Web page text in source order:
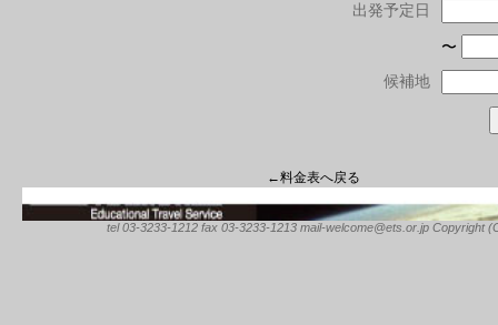
出発予定日
〜
候補地
←料金表へ戻る
tel 03-3233-1212 fax 03-3233-1213 mail-welcome@ets.or.jp Copyright